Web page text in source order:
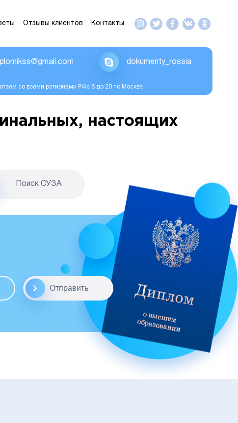
Отзывы клиентов Контакты
dokumenty_rossia
со всеми регионами РФс 8 до 20 по Москве
настоящих
Поиск CУЗА
Отправить